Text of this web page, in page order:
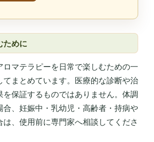
ために
ロマテラピーを日常で楽しむための一
てまとめています。医療的な診断や治
を保証するものではありません。体調
合、妊娠中・乳幼児・高齢者・持病や
は、使用前に専門家へ相談してくださ